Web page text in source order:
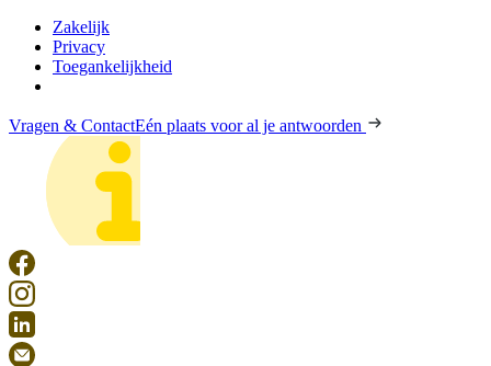
Zakelijk
Privacy
Toegankelijkheid
Vragen & ContactEén plaats voor al je antwoorden